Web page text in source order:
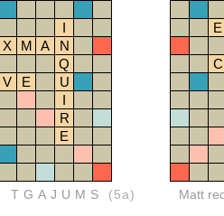
I
X M A
N
Q
V E
U
I
R
E
TGAJUMS (5a)
E
C
Matt